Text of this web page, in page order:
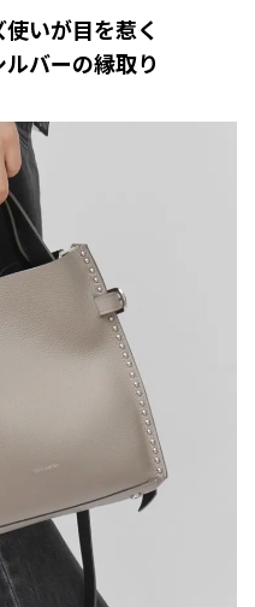
いが目を惹く
バーの縁取り